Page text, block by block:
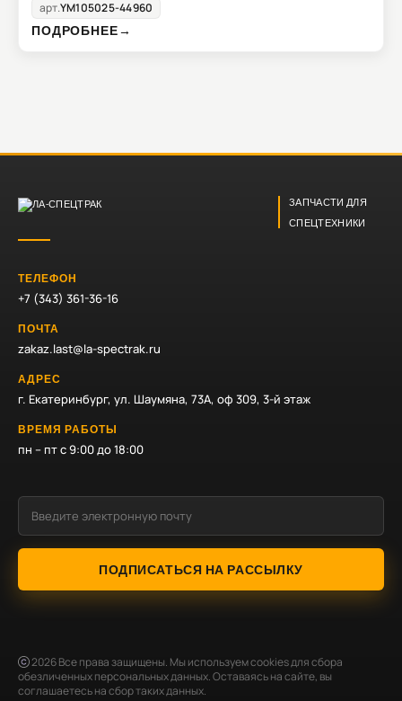
арт.YM105025-44960
ПОДРОБНЕЕ→
ЗАПЧАСТИ ДЛЯ
СПЕЦТЕХНИКИ
ТЕЛЕФОН
+7 (343) 361-36-16
ПОЧТА
zakaz.last@la-spectrak.ru
АДРЕС
г. Екатеринбург, ул. Шаумяна, 73А, оф 309, 3-й этаж
ВРЕМЯ РАБОТЫ
пн – пт с 9:00 до 18:00
ПОДПИСАТЬСЯ НА РАССЫЛКУ
2026Все права защищены. Мы используем cookies для сбора
обезличенных персональных данных. Оставаясь на сайте, вы
соглашаетесь на сбор таких данных.